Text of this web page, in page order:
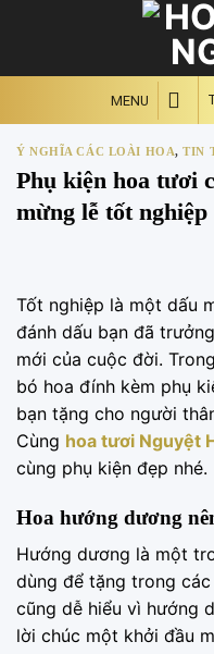
MENU
Ý NGHĨA CÁC LOÀI HOA,TIN
Phụ kiện hoa tươi
mừng lễ tốt nghiệp
Tốt nghiệp là một dấu
đánh dấu bạn đã
mới của cuộc đời.
bó hoa đính kèm phụ
bạn tặng cho người
Cùng hoa tươi Nguyệt
cùng phụ kiện đẹp nhé.
Hoa hướng dương
Hướng dương là một
dùng để tặng trong
cũng dễ hiểu vì hướng
lời chúc một khởi đầu